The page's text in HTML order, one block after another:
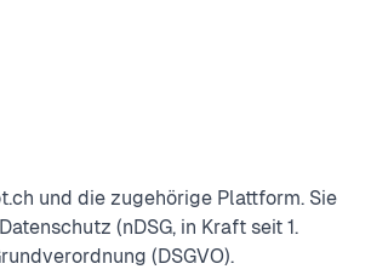
und die zugehörige Plattform. Sie
(nDSG, in Kraft seit 1.
(DSGVO).